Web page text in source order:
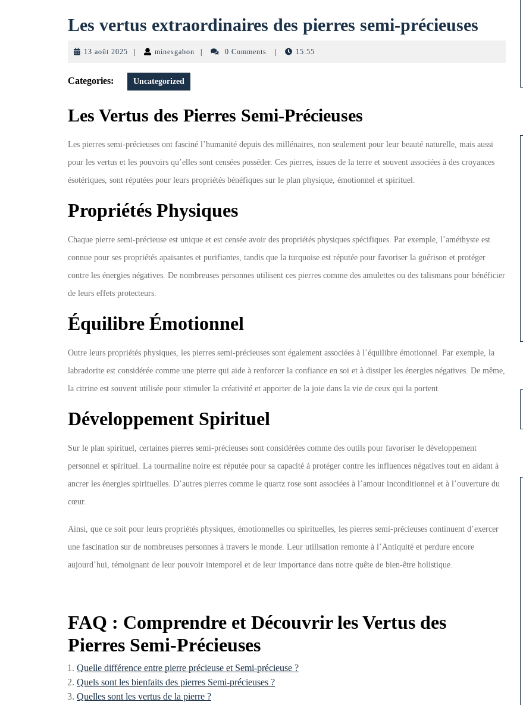
Les vertus extraordinaires des pierres semi-précieuses
13 août 2025 13
2025
minesgabon minesgabon0 Comments 15:55
Categories: Uncategorized
Les Vertus des Pierres Semi-Précieuses
Les pierres semi-précieuses ont fasciné l’humanité depuis des millénaires, non seulement pour leur beauté naturelle, mais aussi
pour les vertus et les pouvoirs qu’elles sont censées posséder. Ces pierres, issues de la terre et souvent associées à des croyances
ésotériques, sont réputées pour leurs propriétés bénéfiques sur le plan physique, émotionnel et spirituel.
Propriétés Physiques
Chaque pierre semi-précieuse est unique et est censée avoir des propriétés physiques spécifiques. Par exemple, l’améthyste est
connue pour ses propriétés apaisantes et purifiantes, tandis que la turquoise est réputée pour favoriser la guérison et protéger
contre les énergies négatives. De nombreuses personnes utilisent ces pierres comme des amulettes ou des talismans pour bénéficier
de leurs effets protecteurs.
Équilibre Émotionnel
Outre leurs propriétés physiques, les pierres semi-précieuses sont également associées à l’équilibre émotionnel. Par exemple, la
labradorite est considérée comme une pierre qui aide à renforcer la confiance en soi et à dissiper les énergies négatives. De même,
la citrine est souvent utilisée pour stimuler la créativité et apporter de la joie dans la vie de ceux qui la portent.
Développement Spirituel
Sur le plan spirituel, certaines pierres semi-précieuses sont considérées comme des outils pour favoriser le développement
personnel et spirituel. La tourmaline noire est réputée pour sa capacité à protéger contre les influences négatives tout en aidant à
ancrer les énergies spirituelles. D’autres pierres comme le quartz rose sont associées à l’amour inconditionnel et à l’ouverture du
cœur.
Ainsi, que ce soit pour leurs propriétés physiques, émotionnelles ou spirituelles, les pierres semi-précieuses continuent d’exercer
une fascination sur de nombreuses personnes à travers le monde. Leur utilisation remonte à l’Antiquité et perdure encore
aujourd’hui, témoignant de leur pouvoir intemporel et de leur importance dans notre quête de bien-être holistique.
FAQ : Comprendre et Découvrir les Vertus des
Pierres Semi-Précieuses
Quelle différence entre pierre précieuse et Semi-précieuse ?
Quels sont les bienfaits des pierres Semi-précieuses ?
Quelles sont les vertus de la pierre ?